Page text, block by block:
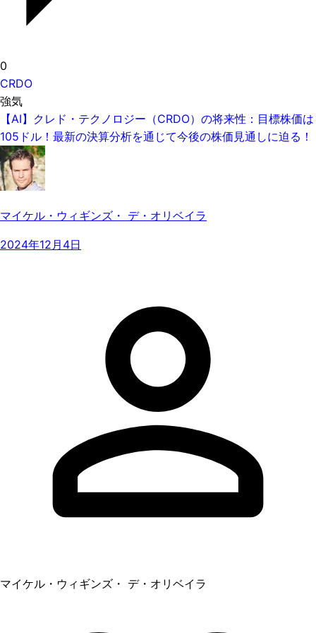
0
CRDO
強気
【AI】クレド・テクノロジー（CRDO）の将来性：目標株価は
105ドル！最新の決算分析を通じて今後の株価見通しに迫る！
マイケル・ウィギンズ・ デ・オリベイラ
2024年12月4日
マイケル・ウィギンズ・ デ・オリベイラ